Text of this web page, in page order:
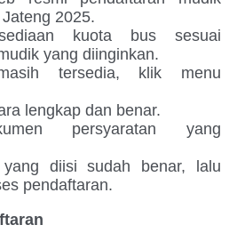
2025.
kuota bus sesuai
yang diinginkan.
tersedia, klik menu
lengkap dan benar.
persyaratan yang
diisi sudah benar, lalu
pendaftaran.